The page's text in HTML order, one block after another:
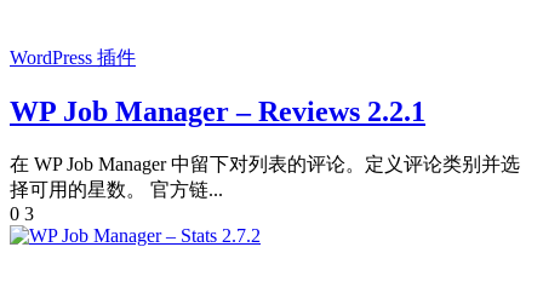
WordPress 插件
WP Job Manager – Reviews 2.2.1
在 WP Job Manager 中留下对列表的评论。定义评论类别并选
择可用的星数。 官方链...
0 3